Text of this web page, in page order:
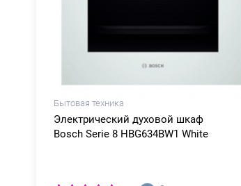
Бытовая техника
Электрический духовой шкаф
Bosch Serie 8 HBG634BW1 White